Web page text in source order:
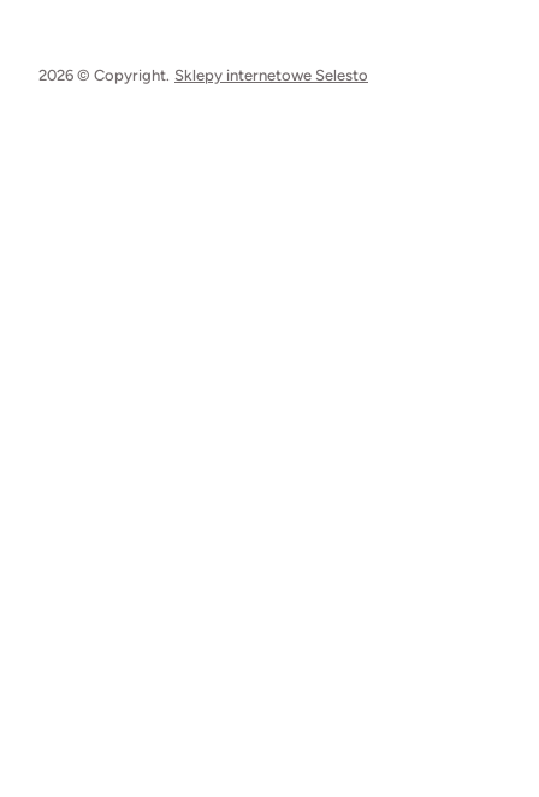
2026 © Copyright. Sklepy internetowe Selesto